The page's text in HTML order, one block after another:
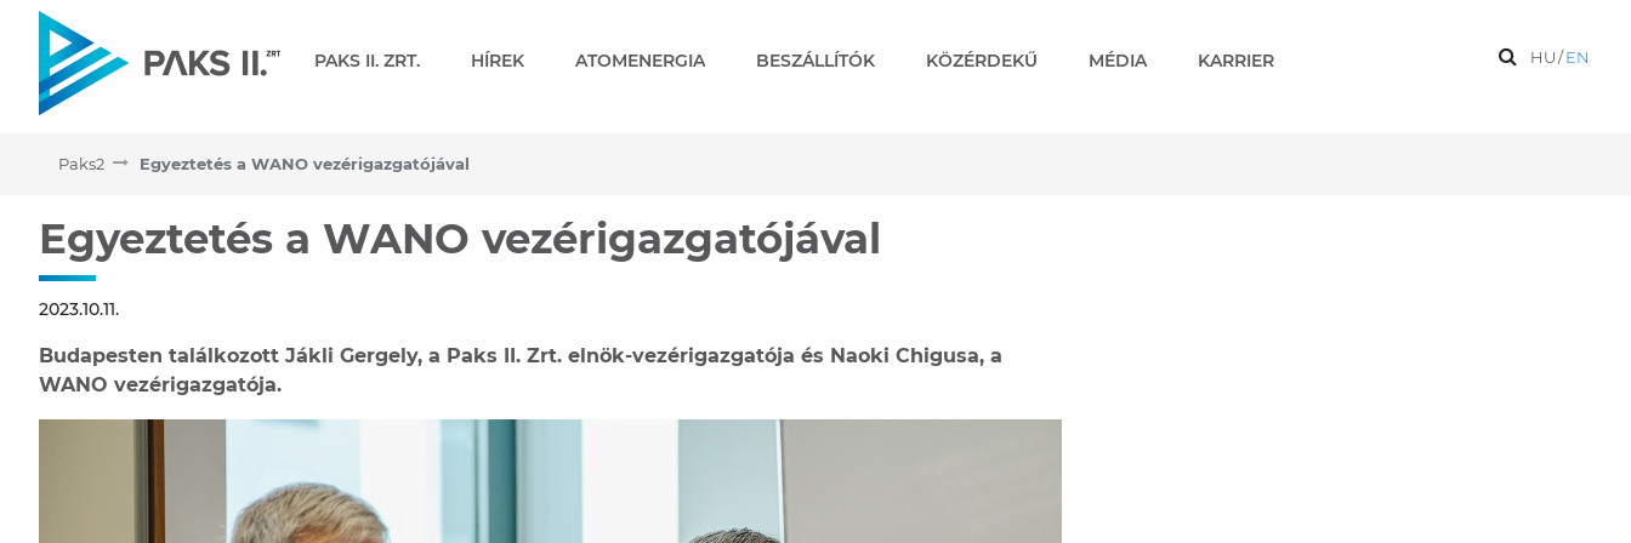
PAKS II. ZRT. HÍREK ATOMENERGIA BESZÁLLÍTÓK KÖZÉRDEKŰ MÉDIA KARRIER HU/EN
Paks2 Egyeztetés a WANO vezérigazgatójával
Egyeztetés a WANO vezérigazgatójával
Egyeztetés a WANO vezérigazgatójával
2023.10.11.
Budapesten találkozott Jákli Gergely, a Paks II. Zrt. elnök-vezérigazgatója és Naoki Chigusa, a
WANO vezérigazgatója.